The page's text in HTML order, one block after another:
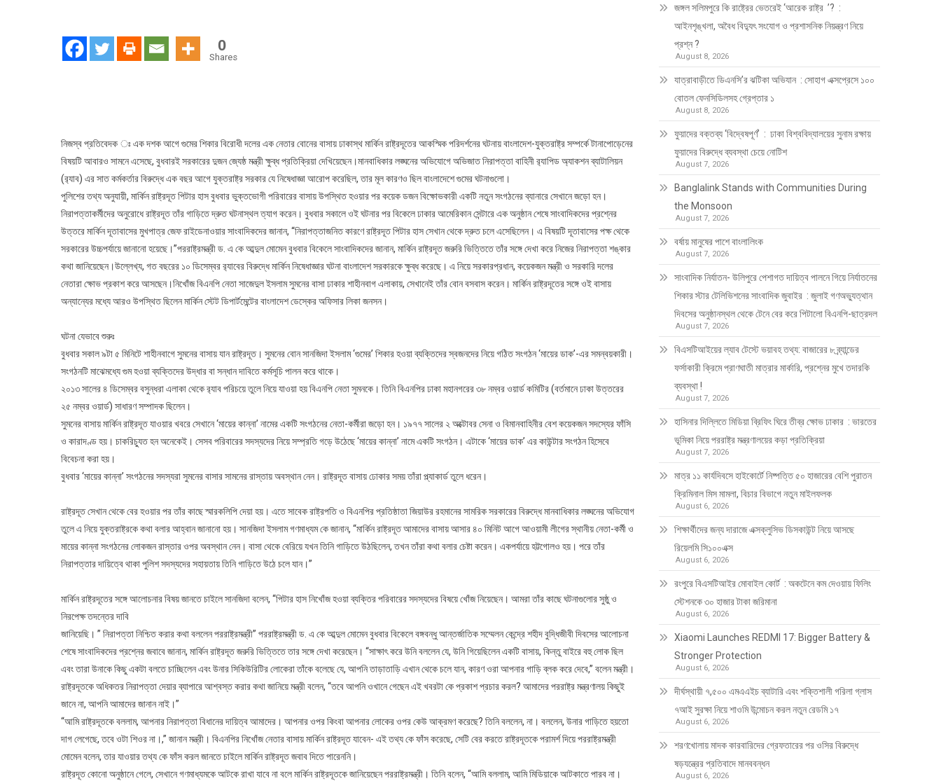
0
Shares
নিজস্ব প্রতিবেদক ঃ এক দশক আগে গুমের শিকার বিরোধী দলের এক নেতার বোনের বাসায় ঢাকাস্থ মার্কিন রাষ্ট্রদূতের আকস্মিক পরিদর্শনের ঘটনায় বাংলাদেশ-যুক্তরাষ্ট্র সম্পর্কে টানাপোড়েনের
বিষয়টি আবারও সামনে এসেছে, বুধবারই সরকারের দুজন জ্যেষ্ঠ মন্ত্রী ক্ষুব্ধ প্রতিক্রিয়া দেখিয়েছেন।মানবাধিকার লঙ্ঘনের অভিযোগে অভিজাত নিরাপত্তা বাহিনী র‍্যাপিড অ্যাকশন ব্যাটালিয়ন
(র‍্যাব) এর সাত কর্মকর্তার বিরুদ্ধে এক বছর আগে যুক্তরাষ্ট্র সরকার যে নিষেধাজ্ঞা আরোপ করেছিল, তার মূল কারণও ছিল বাংলাদেশে গুমের ঘটনাগুলো।
পুলিশের তথ্য অনুযায়ী, মার্কিন রাষ্ট্রদূত পিটার হাস বুধবার ভুক্তভোগী পরিবারের বাসায় উপস্থিত হওয়ার পর কয়েক ডজন বিক্ষোভকারী একটি নতুন সংগঠনের ব্যানারে সেখানে জড়ো হন।
নিরাপত্তাকর্মীদের অনুরোধে রাষ্ট্রদূত তাঁর গাড়িতে দ্রুত ঘটনাস্থল ত্যাগ করেন। বুধবার সকালে ওই ঘটনার পর বিকেলে ঢাকার আমেরিকান সেন্টারে এক অনুষ্ঠান শেষে সাংবাদিকদের প্রশ্নের
উত্তরে মার্কিন দূতাবাসের মুখপাত্র জেফ রাইডেনাওয়ার সাংবাদিকদের জানান, “নিরাপত্তাজনিত কারণে রাষ্ট্রদূত পিটার হাস সেখান থেকে দ্রুত চলে এসেছিলেন। এ বিষয়টি দূতাবাসের পক্ষ থেকে
সরকারের উচ্চপর্যায়ে জানানো হয়েছে।”পররাষ্ট্রমন্ত্রী ড. এ কে আব্দুল মোমেন বুধবার বিকেলে সাংবাদিকদের জানান, মার্কিন রাষ্ট্রদূত জরুরি ভিত্তিতে তাঁর সঙ্গে দেখা করে নিজের নিরাপত্তা শঙ্কার
কথা জানিয়েছেন।উল্লেখ্য, গত বছরের ১০ ডিসেম্বর র‍্যাবের বিরুদ্ধে মার্কিন নিষেধাজ্ঞার ঘটনা বাংলাদেশ সরকারকে ক্ষুব্ধ করেছে। এ নিয়ে সরকারপ্রধান, কয়েকজন মন্ত্রী ও সরকারি দলের
নেতারা ক্ষোভ প্রকাশ করে আসছেন।নিখোঁজ বিএনপি নেতা সাজেদুল ইসলাম সুমনের বাসা ঢাকার শাহীনবাগ এলাকায়, সেখানেই তাঁর বোন বসবাস করেন। মার্কিন রাষ্ট্রদূতের সঙ্গে ওই বাসায়
অন্যান্যের মধ্যে আরও উপস্থিত ছিলেন মার্কিন স্টেট ডিপার্টমেন্টের বাংলাদেশ ডেস্কের অফিসার লিকা জনসন।
ঘটনা যেভাবে শুরুঃ
বুধবার সকাল ৯টা ৫ মিনিটে শাহীনবাগে সুমনের বাসায় যান রাষ্ট্রদূত। সুমনের বোন সানজিদা ইসলাম ‘গুমের’ শিকার হওয়া ব্যক্তিদের স্বজনদের নিয়ে গঠিত সংগঠন ‘মায়ের ডাক’-এর সমন্বয়কারী।
সংগঠনটি মাঝেমধ্যে গুম হওয়া ব্যক্তিদের উদ্ধার বা সন্ধান দাবিতে কর্মসূচি পালন করে থাকে।
২০১৩ সালের ৪ ডিসেম্বর বসুন্ধরা এলাকা থেকে র‍্যাব পরিচয়ে তুলে নিয়ে যাওয়া হয় বিএনপি নেতা সুমনকে। তিনি বিএনপির ঢাকা মহানগরের ৩৮ নম্বর ওয়ার্ড কমিটির (বর্তমানে ঢাকা উত্তরের
২৫ নম্বর ওয়ার্ড) সাধারণ সম্পাদক ছিলেন।
সুমনের বাসায় মার্কিন রাষ্ট্রদূত যাওয়ার খবরে সেখানে ‘মায়ের কান্না’ নামের একটি সংগঠনের নেতা-কর্মীরা জড়ো হন। ১৯৭৭ সালের ২ অক্টোবর সেনা ও বিমানবাহিনীর বেশ কয়েকজন সদস্যের ফাঁসি
ও কারাদণ্ড হয়। চাকরিচ্যুত হন অনেকেই। সেসব পরিবারের সদস্যদের নিয়ে সম্প্রতি গড়ে উঠেছে ‘মায়ের কান্না’ নামে একটি সংগঠন। এটাকে ‘মায়ের ডাক’ এর কাউন্টার সংগঠন হিসেবে
বিবেচনা করা হয়।
বুধবার ‘মায়ের কান্না’ সংগঠনের সদস্যরা সুমনের বাসার সামনের রাস্তায় অবস্থান নেন। রাষ্ট্রদূত বাসায় ঢোকার সময় তাঁরা প্ল্যাকার্ড তুলে ধরেন।
রাষ্ট্রদূত সেখান থেকে বের হওয়ার পর তাঁর কাছে স্মারকলিপি দেয়া হয়। এতে সাবেক রাষ্ট্রপতি ও বিএনপির প্রতিষ্ঠাতা জিয়াউর রহমানের সামরিক সরকারের বিরুদ্ধে মানবাধিকার লঙ্ঘনের অভিযোগ
তুলে এ নিয়ে যুক্তরাষ্ট্রকে কথা বলার আহ্বান জানানো হয়। সানজিদা ইসলাম গণমাধ্যম কে জানান, “মার্কিন রাষ্ট্রদূত আমাদের বাসায় আসার ৪০ মিনিট আগে আওয়ামী লীগের স্থানীয় নেতা-কর্মী ও
মায়ের কান্না সংগঠনের লোকজন রাস্তার ওপর অবস্থান নেন। বাসা থেকে বেরিয়ে যখন তিনি গাড়িতে উঠছিলেন, তখন তাঁরা কথা বলার চেষ্টা করেন। একপর্যায়ে হট্টগোলও হয়। পরে তাঁর
নিরাপত্তার দায়িত্বে থাকা পুলিশ সদস্যদের সহায়তায় তিনি গাড়িতে উঠে চলে যান।”
মার্কিন রাষ্ট্রদূতের সঙ্গে আলোচনার বিষয় জানতে চাইলে সানজিদা বলেন, “পিটার হাস নিখোঁজ হওয়া ব্যক্তির পরিবারের সদস্যদের বিষয়ে খোঁজ নিয়েছেন। আমরা তাঁর কাছে ঘটনাগুলোর সুষ্ঠু ও
নিরপেক্ষ তদন্তের দাবি
জানিয়েছি। ” নিরাপত্তা নিশ্চিত করার কথা বললেন পররাষ্ট্রমন্ত্রী” পররাষ্ট্রমন্ত্রী ড. এ কে আব্দুল মোমেন বুধবার বিকেলে বঙ্গবন্ধু আন্তর্জাতিক সম্মেলন কেন্দ্রে শহীদ বুদ্ধিজীবী দিবসের আলোচনা
শেষে সাংবাদিকদের প্রশ্নের জবাবে জানান, মার্কিন রাষ্ট্রদূত জরুরি ভিত্তিতে তার সঙ্গে দেখা করেছেন। “সাক্ষাৎ করে উনি বললেন যে, উনি গিয়েছিলেন একটি বাসায়, কিন্তু বাইরে বহু লোক ছিল
এবং তারা উনাকে কিছু একটা বলতে চাচ্ছিলেন এবং উনার সিকিউরিটির লোকেরা তাঁকে বলেছে যে, আপনি তাড়াতাড়ি এখান থেকে চলে যান, কারণ ওরা আপনার গাড়ি ব্লক করে দেবে,” বলেন মন্ত্রী।
রাষ্ট্রদূতকে অধিকতর নিরাপত্তা দেয়ার ব্যাপারে আশ্বস্ত করার কথা জানিয়ে মন্ত্রী বলেন, “তবে আপনি ওখানে গেছেন এই খবরটা কে প্রকাশ প্রচার করল? আমাদের পররাষ্ট্র মন্ত্রণালয় কিছুই
জানে না, আপনি আমাদের জানান নাই।”
“আমি রাষ্ট্রদূতকে বললাম, আপনার নিরাপত্তা বিধানের দায়িত্ব আমাদের। আপনার ওপর কিংবা আপনার লোকের ওপর কেউ আক্রমণ করেছে? তিনি বললেন, না। বললেন, উনার গাড়িতে হয়তো
দাগ লেগেছে, তবে ওটা শিওর না।,” জানান মন্ত্রী। বিএনপির নিখোঁজ নেতার বাসায় মার্কিন রাষ্ট্রদূত যাবেন- এই তথ্য কে ফাঁস করেছে, সেটি বের করতে রাষ্ট্রদূতকে পরামর্শ দিয়ে পররাষ্ট্রমন্ত্রী
মোমেন বলেন, তার যাওয়ার তথ্য কে ফাঁস করল জানতে চাইলে মার্কিন রাষ্ট্রদূত জবাব দিতে পারেননি।
রাষ্ট্রদূত কোনো অনুষ্ঠানে গেলে, সেখানে গণমাধ্যমকে আটকে রাখা যাবে না বলে মার্কিন রাষ্ট্রদূতকে জানিয়েছেন পররাষ্ট্রমন্ত্রী। তিনি বলেন, “আমি বললাম, আমি মিডিয়াকে আটকাতে পারব না।
জঙ্গল সলিমপুরে কি রাষ্ট্রের ভেতরেই ‘আরেক রাষ্ট্র ’? :
আইনশৃঙ্খলা, অবৈধ বিদ্যুৎ সংযোগ ও প্রশাসনিক নিয়ন্ত্রণ নিয়ে
প্রশ্ন ?
August 8, 2026
যাত্রাবাড়ীতে ডিএনসি’র ঝটিকা অভিযান : সোহাগ এক্সপ্রেসে ১০০
বোতল ফেনসিডিলসহ গ্রেপ্তার ১
August 8, 2026
ফুয়াদের বক্তব্য ‘বিদ্বেষপূর্ণ’ : ঢাকা বিশ্ববিদ্যালয়ের সুনাম রক্ষায়
ফুয়াদের বিরুদ্ধে ব্যবস্থা চেয়ে নোটিশ
August 7, 2026
Banglalink Stands with Communities During
the Monsoon
August 7, 2026
বর্ষায় মানুষের পাশে বাংলালিংক
August 7, 2026
সাংবাদিক নির্যাতন- উলিপুরে পেশাগত দায়িত্ব পালনে গিয়ে নির্যাতনের
শিকার স্টার টেলিভিশনের সাংবাদিক জুবাইর : জুলাই গণঅভ্যুত্থান
দিবসের অনুষ্ঠানস্থল থেকে টেনে বের করে পিটালো বিএনপি-ছাত্রদল
August 7, 2026
বিএসটিআইয়ের ল্যাব টেস্টে ভয়াবহ তথ্য: বাজারের ৮ ব্র্যান্ডের
ফর্সাকারী ক্রিমে প্রাণঘাতী মাত্রার মার্কারি, প্রশ্নের মুখে তদারকি
ব্যবস্থা !
August 7, 2026
হাসিনার দিল্লিতে মিডিয়া ব্রিফিং ঘিরে তীব্র ক্ষোভ ঢাকার : ভারতের
ভূমিকা নিয়ে পররাষ্ট্র মন্ত্রণালয়ের কড়া প্রতিক্রিয়া
August 7, 2026
মাত্র ১১ কার্যদিবসে হাইকোর্টে নিষ্পত্তি ৫০ হাজারের বেশি পুরাতন
ক্রিমিনাল মিস মামলা, বিচার বিভাগে নতুন মাইলফলক
August 6, 2026
শিক্ষার্থীদের জন্য দারাজে এক্সক্লুসিভ ডিসকাউন্ট নিয়ে আসছে
রিয়েলমি সি১০০এক্স
August 6, 2026
রংপুরে বিএসটিআইর মোবাইল কোর্ট : অকটেনে কম দেওয়ায় ফিলিং
স্টেশনকে ৩০ হাজার টাকা জরিমানা
August 6, 2026
Xiaomi Launches REDMI 17: Bigger Battery &
Stronger Protection
August 6, 2026
দীর্ঘস্থায়ী ৭,৫০০ এমএএইচ ব্যাটারি এবং শক্তিশালী গরিলা গ্লাস
৭আই সুরক্ষা নিয়ে শাওমি উন্মোচন করল নতুন রেডমি ১৭
August 6, 2026
শরণখোলায় মাদক কারবারিদের গ্রেফতারের পর ওসির বিরুদ্ধে
ষড়যন্ত্রের প্রতিবাদে মানববন্ধন
August 6, 2026